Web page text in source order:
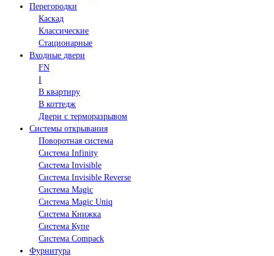
Перегородки
Каскад
Классические
Стационарные
Входные двери
FN
I
В квартиру
В коттедж
Двери с терморазрывом
Системы открывания
Поворотная система
Система Infinity
Система Invisible
Система Invisible Reverse
Система Magic
Система Magic Uniq
Система Книжка
Система Купе
Система Compack
Фурнитура